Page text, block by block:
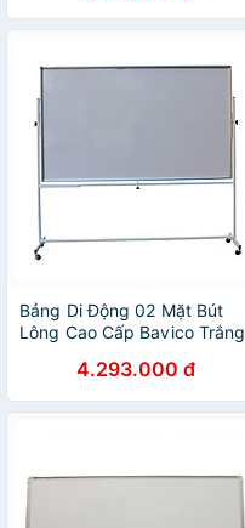
Bảng Di Động 02 Mặt Bút
Lông Cao Cấp Bavico Trắng
4.293.000 đ